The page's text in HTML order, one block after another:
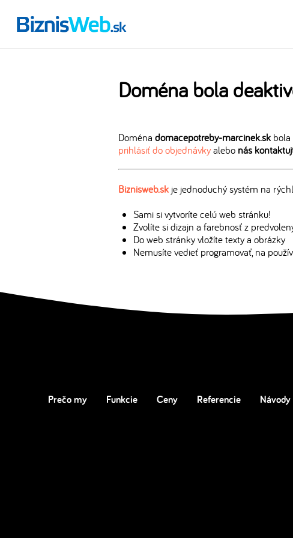
Doména bola
Doména domacepotreby-marcinek.sk
prihlásiť do objednávkyalebo nás
Biznisweb.sk je jednoduchý systém na
Sami si vytvoríte celú web stránku!
Zvolíte si dizajn a farebnosť z
Do web stránky vložíte texty a obrázky
Nemusíte vedieť programovať, na
Prečo my Funkcie Ceny Referencie Návody